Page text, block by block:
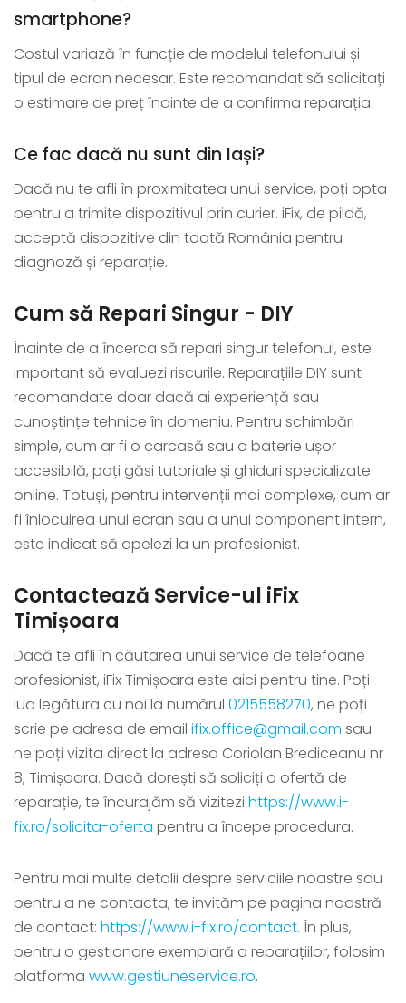
smartphone?
Costul variază în funcție de modelul telefonului și
tipul de ecran necesar. Este recomandat să solicitați
o estimare de preț înainte de a confirma reparația.
Ce fac dacă nu sunt din Iași?
Dacă nu te afli în proximitatea unui service, poți opta
pentru a trimite dispozitivul prin curier. iFix, de pildă,
acceptă dispozitive din toată România pentru
diagnoză și reparație.
Cum să Repari Singur - DIY
Înainte de a încerca să repari singur telefonul, este
important să evaluezi riscurile. Reparațiile DIY sunt
recomandate doar dacă ai experiență sau
cunoștințe tehnice în domeniu. Pentru schimbări
simple, cum ar fi o carcasă sau o baterie ușor
accesibilă, poți găsi tutoriale și ghiduri specializate
online. Totuși, pentru intervenții mai complexe, cum ar
fi înlocuirea unui ecran sau a unui component intern,
este indicat să apelezi la un profesionist.
Contactează Service-ul iFix
Timișoara
Dacă te afli în căutarea unui service de telefoane
profesionist, iFix Timișoara este aici pentru tine. Poți
lua legătura cu noi la numărul 0215558270, ne poți
scrie pe adresa de email ifix.office@gmail.com sau
ne poți vizita direct la adresa Coriolan Brediceanu nr
8, Timișoara. Dacă dorești să soliciți o ofertă de
reparație, te încurajăm să vizitezi https://www.i-
fix.ro/solicita-oferta pentru a începe procedura.
Pentru mai multe detalii despre serviciile noastre sau
pentru a ne contacta, te invităm pe pagina noastră
de contact: https://www.i-fix.ro/contact. În plus,
pentru o gestionare exemplară a reparațiilor, folosim
platforma www.gestiuneservice.ro.